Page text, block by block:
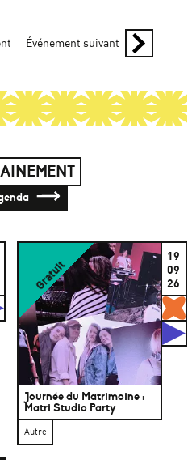
Événement suivant
Studios
Gratuit
Journée du Matrimoine :
Matri Studio Party
19
09
26
Autre